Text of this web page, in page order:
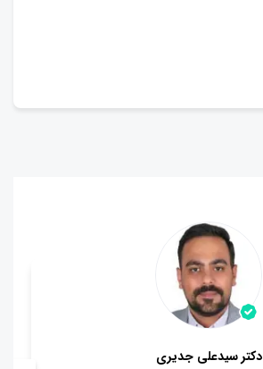
دکتر سیدعلی جدیری